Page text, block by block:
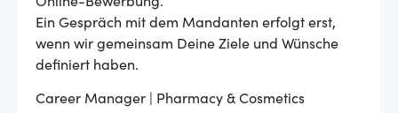
Ein Gespräch mit dem Mandanten erfolgt erst,
wenn wir gemeinsam Deine Ziele und Wünsche
definiert haben.
Career Manager | Pharmacy & Cosmetics